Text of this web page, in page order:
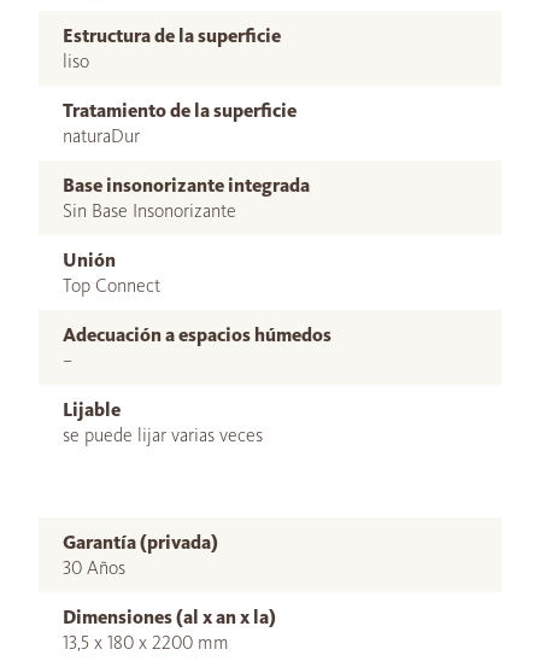
Estructura de la superficie
liso
Tratamiento de la superficie
naturaDur
Base insonorizante integrada
Sin Base Insonorizante
Unión
Top Connect
Adecuación a espacios húmedos
–
Lijable
se puede lijar varias veces
Garantía (privada)
30 Años
Dimensiones (al x an x la)
13,5 x 180 x 2200 mm